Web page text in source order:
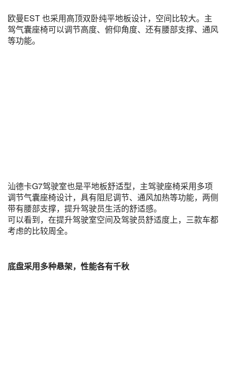
欧曼EST 也采用高顶双卧纯平地板设计，空间比较大。主
驾气囊座椅可以调节高度、俯仰角度、还有腰部支撑、通风
等功能。
汕德卡G7驾驶室也是平地板舒适型，主驾驶座椅采用多项
调节气囊座椅设计，具有阻尼调节、通风加热等功能，两侧
带有腰部支撑，提升驾驶员生活的舒适感。
可以看到，在提升驾驶室空间及驾驶员舒适度上，三款车都
考虑的比较周全。
底盘采用多种悬架，性能各有千秋